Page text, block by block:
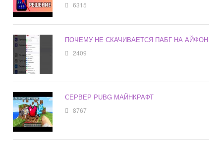
6315
ПОЧЕМУ НЕ СКАЧИВАЕТСЯ ПАБГ НА АЙФОН
2409
СЕРВЕР PUBG МАЙНКРАФТ
8767